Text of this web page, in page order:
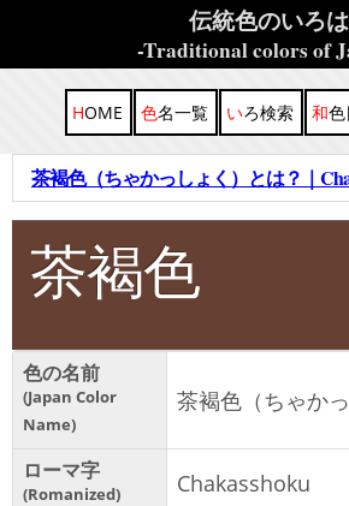
伝統色のいろは
-Traditional colors of
HOME 色名一覧 いろ検索 和
茶褐色（ちゃかっしょく）とは？｜
茶褐色
色の名前
Japan Color
Name
茶褐色（ちゃかっ
ローマ字
Romanized Chakasshoku